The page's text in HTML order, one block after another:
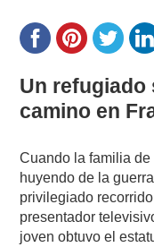
Un refugiado
camino en
Cuando la familia de
huyendo de la
privilegiado
presentador
joven obtuvo el